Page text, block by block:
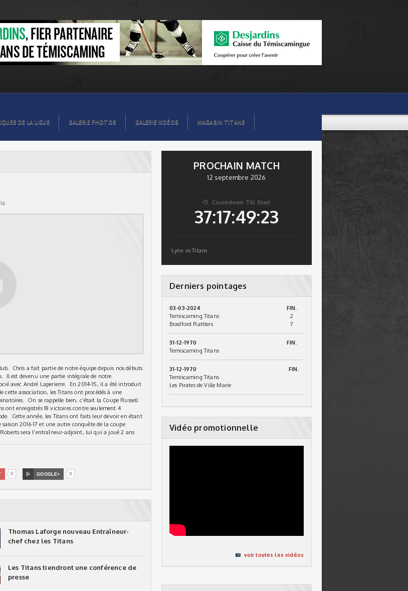
DE LA LIGUE GALERIE PHOTOS GALERIE VIDÉOS MAGASIN TITANS
Chris a fait partie de notre équipe depuis nos débuts
Il est devenu une partie intégrale de notre
avec André Laperierre. En 2014-15, il a été introduit
association, les Titans ont procédés à une
On se rappelle bien, c’était la Coupe Russell
ont enregistrés 18 victoires contre seulement 4
Cette année, les Titans ont faits leur devoir en étant
2016-17 et une autre conquête de la coupe
sera l’entraîneur-adjoint, lui qui a joué 2 ans
0  GOOGLE+ 0
Thomas Laforge nouveau Entraîneur-
chef chez les Titans
Les Titans tiendront une conférence de
presse
PROCHAIN MATCH
12 septembre 2026
 Countdown Till Start
37:17:49:23
Lynx vs Titans
Derniers pointages
03-03-2024
FIN.
Temiscaming Titans
2
Bradford Rattlers
7
31-12-1970
FIN.
Temiscaming Titans
31-12-1970
FIN.
Temiscaming Titans
Les Pirates de Ville Marie
Vidéo promotionnelle
voir toutes les vidéos